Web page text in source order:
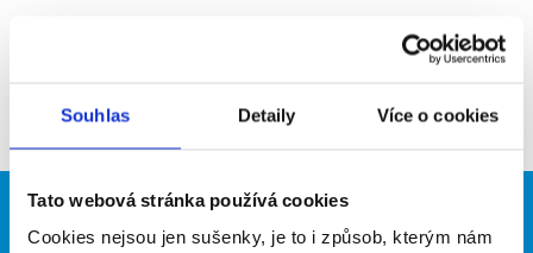
Souhlas Detaily Více o cookies
Tato webová stránka používá cookies
Cookies nejsou jen sušenky, je to i způsob, kterým nám
Firma nyní nemá žádné volné pozice. Zkuste to
prosím znovu za pár dní.
Brigádníci Firmy